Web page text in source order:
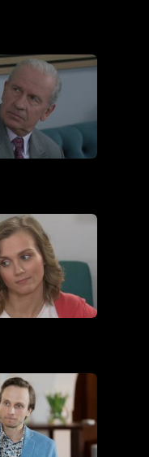
wychodzi na